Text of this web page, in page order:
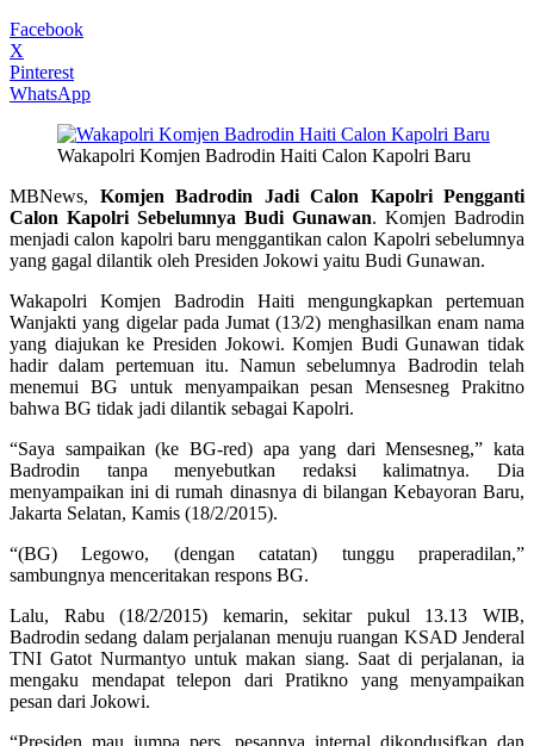
Facebook
X
Pinterest
WhatsApp
Wakapolri Komjen Badrodin Haiti Calon Kapolri Baru
MBNews, Komjen Badrodin Jadi Calon Kapolri Pengganti
Calon Kapolri Sebelumnya Budi Gunawan. Komjen Badrodin
menjadi calon kapolri baru menggantikan calon Kapolri sebelumnya
yang gagal dilantik oleh Presiden Jokowi yaitu Budi Gunawan.
Wakapolri Komjen Badrodin Haiti mengungkapkan pertemuan
Wanjakti yang digelar pada Jumat (13/2) menghasilkan enam nama
yang diajukan ke Presiden Jokowi. Komjen Budi Gunawan tidak
hadir dalam pertemuan itu. Namun sebelumnya Badrodin telah
menemui BG untuk menyampaikan pesan Mensesneg Prakitno
bahwa BG tidak jadi dilantik sebagai Kapolri.
“Saya sampaikan (ke BG-red) apa yang dari Mensesneg,” kata
Badrodin tanpa menyebutkan redaksi kalimatnya. Dia
menyampaikan ini di rumah dinasnya di bilangan Kebayoran Baru,
Jakarta Selatan, Kamis (18/2/2015).
“(BG) Legowo, (dengan catatan) tunggu praperadilan,”
sambungnya menceritakan respons BG.
Lalu, Rabu (18/2/2015) kemarin, sekitar pukul 13.13 WIB‎,
Badrodin sedang dalam perjalanan menuju ruangan KSAD Jenderal
TNI Gatot Nurmantyo untuk makan siang. Saat di perjalanan, ia
mengaku mendapat telepon dari Pratikno yang menyampaikan
pesan dari Jokowi.
“Presiden mau jumpa pers, pesannya internal ‎dikondusifkan dan